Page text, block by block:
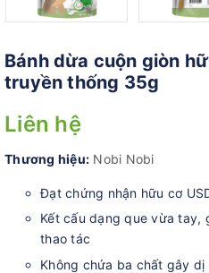
Bánh dừa cuộn giòn
truyền thống 35g
Liên hệ
Thương hiệu: Nobi Nobi
Đạt chứng nhận hữu cơ
Kết cấu dạng que vừa tay,
thao tác
Không chứa ba chất gây dị